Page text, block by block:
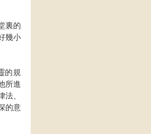
裏的
幾小
的規
所進
、
的意